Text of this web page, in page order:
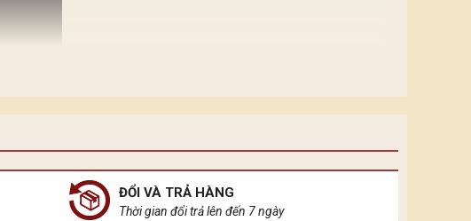
mặt trời khởi nguồn của sự sống vạn vật, ánh sáng điện đại
giữa chốn không gian khuê tĩnh ẩn đầy rung cảm.
ĐỔI VÀ TRẢ HÀNG
Thời gian đổi trả lên đến 7 ngày